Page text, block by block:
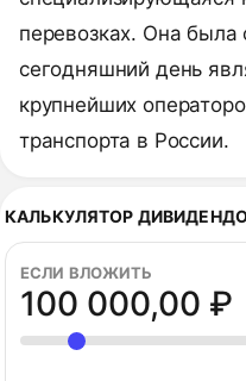
перевозках. Она была
сегодняшний день
крупнейших
транспорта в России.
КАЛЬКУЛЯТОР
ЕСЛИ ВЛОЖИТЬ
100 000,00 ₽